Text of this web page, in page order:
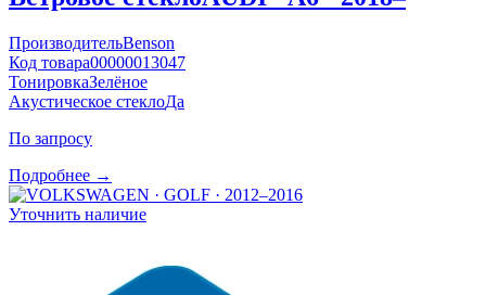
ПроизводительBenson
Код товара00000013047
ТонировкаЗелёное
Акустическое стеклоДа
По запросу
Подробнее →
Уточнить наличие